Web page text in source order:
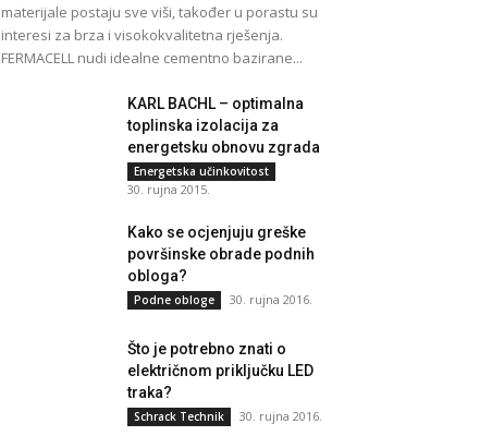
materijale postaju sve viši, također u porastu su
interesi za brza i visokokvalitetna rješenja.
FERMACELL nudi idealne cementno bazirane...
KARL BACHL – optimalna
toplinska izolacija za
energetsku obnovu zgrada
Energetska učinkovitost
30. rujna 2015.
Kako se ocjenjuju greške
površinske obrade podnih
obloga?
Podne obloge 30. rujna 2016.
Što je potrebno znati o
električnom priključku LED
traka?
Schrack Technik 30. rujna 2016.